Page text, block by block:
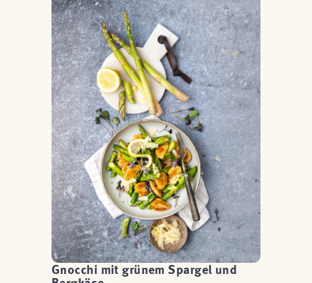
Gnocchi mit grünem Spargel und